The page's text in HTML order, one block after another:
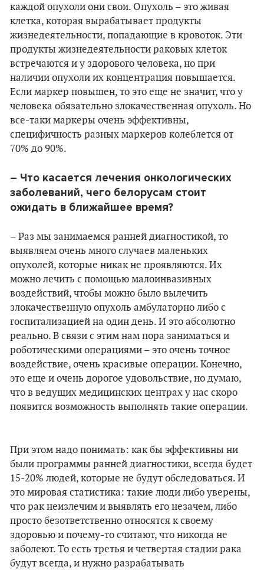
каждой опухоли они свои. Опухоль – это живая
клетка, которая вырабатывает продукты
жизнедеятельности, попадающие в кровоток. Эти
продукты жизнедеятельности раковых клеток
встречаются и у здорового человека, но при
наличии опухоли их концентрация повышается.
Если маркер повышен, то это еще не значит, что у
человека обязательно злокачественная опухоль. Но
все-таки маркеры очень эффективны,
специфичность разных маркеров колеблется от
70% до 90%.
– Что касается лечения онкологических
заболеваний, чего белорусам стоит
ожидать в ближайшее время?
– Раз мы занимаемся ранней диагностикой, то
выявляем очень много случаев маленьких
опухолей, которые никак не проявляются. Их
можно лечить с помощью малоинвазивных
воздействий, чтобы можно было вылечить
злокачественную опухоль амбулаторно либо с
госпитализацией на один день. И это абсолютно
реально. В связи с этим нам пора заниматься и
роботическими операциями – это очень точное
воздействие, очень красивые операции. Конечно,
это еще и очень дорогое удовольствие, но думаю,
что в ведущих медицинских центрах у нас скоро
появится возможность выполнять такие операции.
При этом надо понимать: как бы эффективны ни
были программы ранней диагностики, всегда будет
15-20% людей, которые не будут обследоваться. И
это мировая статистика: такие люди либо уверены,
что рак неизлечим и выявлять его незачем, либо
просто безответственно относятся к своему
здоровью и почему-то считают, что никогда не
заболеют. То есть третья и четвертая стадии рака
будут всегда, и нужно разрабатывать